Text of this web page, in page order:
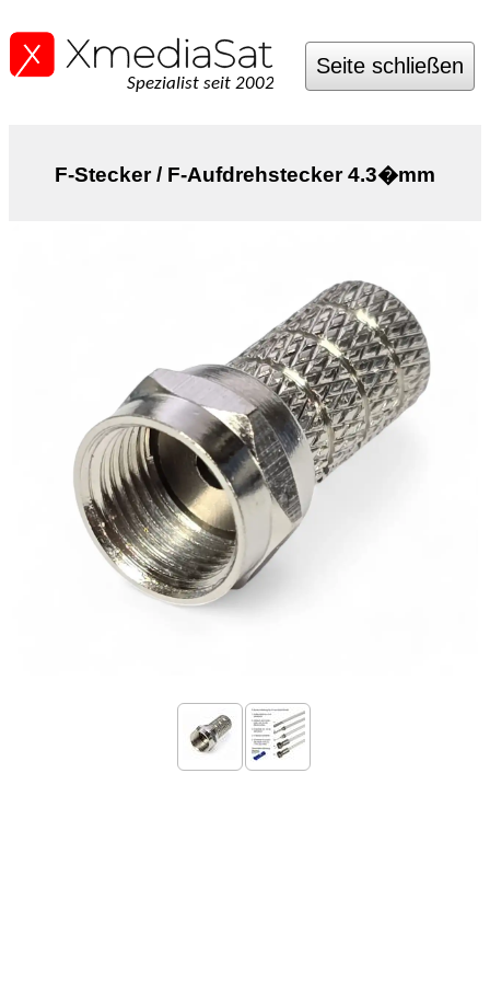
Spezialist seit 2002
Seite schließen
F-Stecker / F-Aufdrehstecker 4.3�mm